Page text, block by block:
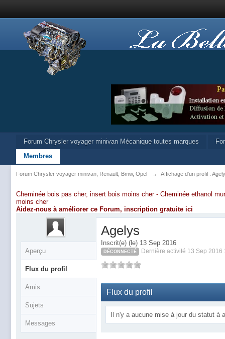
Forum Chrysler voyager minivan Mécanique toutes marques
Membres
Forum Chrysler voyager minivan, Renault, Bmw, Opel → Affichage d'un profil :
Cheminée bois pas cher, insert bois moins cher - Cheminée ethanol
moins cher
Aidez-nous à améliorer ce Forum, inscription gratuite ici
Aperçu
Flux du profil
Amis
Sujets
Messages
Agelys
Inscrit(e) (le) 13 Sep 2016
DÉCONNECTÉ Dernière activité 13 Sep 2016
Flux du profil
Il n'y a aucune mise à jour du statut à